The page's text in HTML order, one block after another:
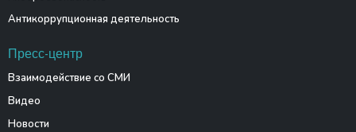
Антикоррупционная деятельность
Пресс-центр
Взаимодействие со СМИ
Видео
Новости